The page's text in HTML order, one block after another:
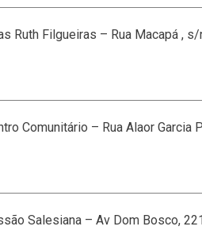
Ruth Filgueiras – Rua Macapá , s/
Comunitário – Rua Alaor Garcia
Salesiana – Av Dom Bosco,